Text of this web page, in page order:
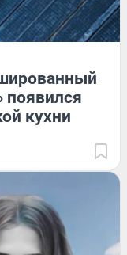
появился
кухни